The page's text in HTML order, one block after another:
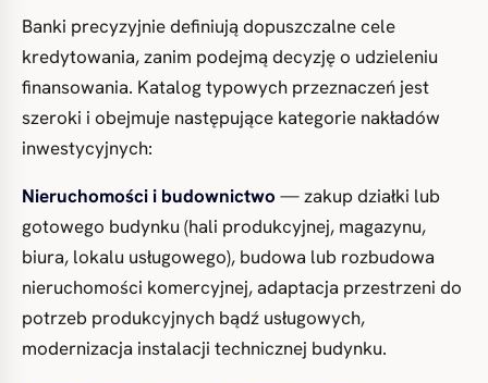
Banki precyzyjnie definiują dopuszczalne cele
kredytowania, zanim podejmą decyzję o udzieleniu
finansowania. Katalog typowych przeznaczeń jest
szeroki i obejmuje następujące kategorie nakładów
inwestycyjnych:
Nieruchomości i budownictwo — zakup działki lub
gotowego budynku (hali produkcyjnej, magazynu,
biura, lokalu usługowego), budowa lub rozbudowa
nieruchomości komercyjnej, adaptacja przestrzeni do
potrzeb produkcyjnych bądź usługowych,
modernizacja instalacji technicznej budynku.